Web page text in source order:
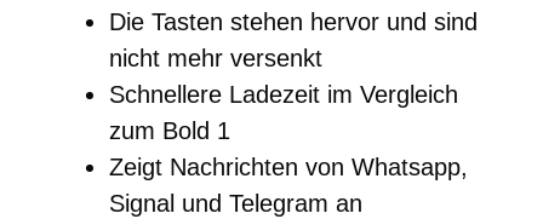
Die Tasten stehen hervor und sind
nicht mehr versenkt
Schnellere Ladezeit im Vergleich
zum Bold 1
Zeigt Nachrichten von Whatsapp,
Signal und Telegram an